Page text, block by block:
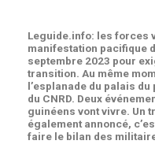
Leguide.info: les forces
manifestation pacifique
septembre 2023 pour
transition. Au même
l’esplanade du palais
du CNRD. Deux
guinéens vont vivre. Un
également annoncé,
faire le bilan des